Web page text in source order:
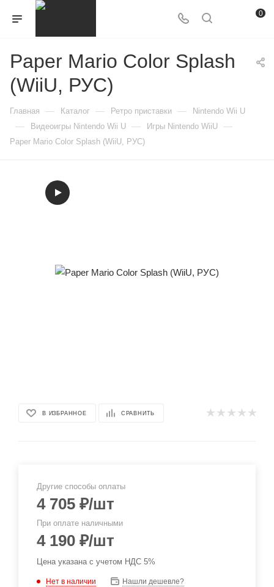
0
Paper Mario Color Splash
(WiiU, РУС)
Главная — Каталог — Ретро приставки — Nintendo Wii U
— Видеоигры Nintendo Wii U — Игры Nintendo WiiU —
Paper Mario Color Splash (WiiU, РУС)
В ИЗБРАННОЕ СРАВНИТЬ
Другие способы оплаты
4 705 ₽/шт
При оплате наличными
4 190 ₽/шт
Цена указана с учетом НДС 5%
Нет в наличии Нашли дешевле?